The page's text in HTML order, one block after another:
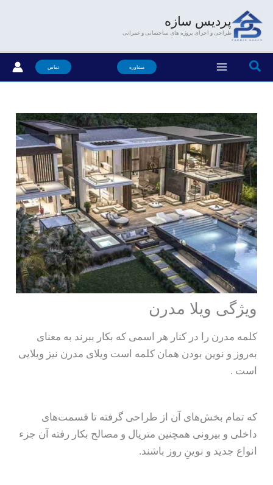
محتوا
پردیس سازه
طراحی و اجرای پروژه های ساختمانی و عمرانی
جستجو مشاوره تماس
ویژگی ویلا مدرن
کلمه مدرن را در کنار هر اسمی که بکار ببرند به معنای
به‌روز و نوین بودن همان کلمه است ویلای مدرن نیز ویلایی
است .
که تمام بخش‌های آن از طراحی گرفته تا قسمت‌های
داخلی و بیرونی همچنین متریال و مصالح بکار رفته آن جزء
انواع جدید و نوینِ روز باشند.